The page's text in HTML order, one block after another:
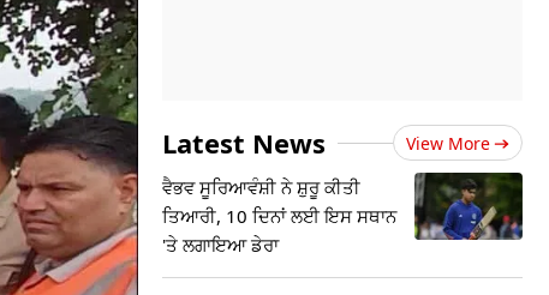
Latest News View More
ਵੈਭਵ ਸੂਰਿਆਵੰਸ਼ੀ ਨੇ ਸ਼ੁਰੂ ਕੀਤੀ
ਤਿਆਰੀ, 10 ਦਿਨਾਂ ਲਈ ਇਸ ਸਥਾਨ
'ਤੇ ਲਗਾਇਆ ਡੇਰਾ